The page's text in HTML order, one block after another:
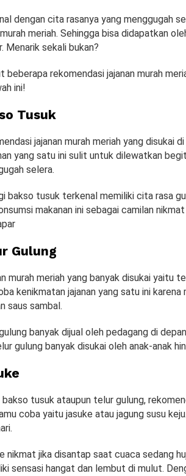
dengan cita rasanya yang menggugah
meriah. Sehingga bisa didapatkan
Menarik sekali bukan?
beberapa rekomendasi jajanan murah
ini!
Tusuk
jajanan murah meriah yang disukai
yang satu ini sulit untuk dilewatkan
selera.
bakso tusuk terkenal memiliki cita rasa
makanan ini sebagai camilan
Gulung
murah meriah yang banyak disukai yaitu
kenikmatan jajanan yang satu ini
saus sambal.
banyak dijual oleh pedagang di
gulung banyak disukai oleh anak-anak
bakso tusuk ataupun telur gulung,
coba yaitu jasuke atau jagung susu
nikmat jika disantap saat cuaca sedang
sensasi hangat dan lembut di mulut.